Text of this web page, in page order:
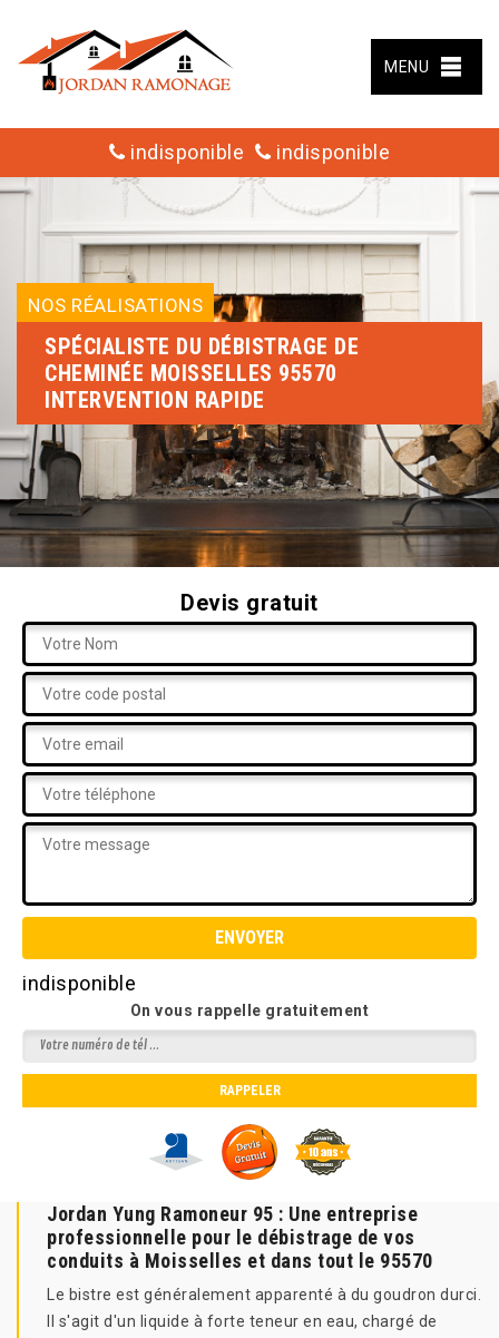
MENU
indisponible indisponible
NOS RÉALISATIONS
SPÉCIALISTE DU DÉBISTRAGE DE
CHEMINÉE MOISSELLES 95570
INTERVENTION RAPIDE
Devis gratuit
indisponible
On vous rappelle gratuitement
Jordan Yung Ramoneur 95 : Une entreprise
professionnelle pour le débistrage de vos
conduits à Moisselles et dans tout le 95570
Le bistre est généralement apparenté à du goudron durci.
Il s'agit d'un liquide à forte teneur en eau, chargé de